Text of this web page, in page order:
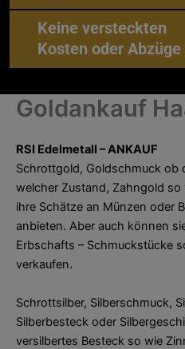
Keine versteckten
Kosten oder Abzüge
Goldankauf
RSI Edelmetall – ANKAUF
Schrottgold, Goldschmuck ob
welcher Zustand, Zahngold so
ihre Schätze an Münzen oder
anbieten. Aber auch können
Erbschafts – Schmuckstücke
verkaufen.
Schrottsilber, Silberschmuck,
Silberbesteck oder
versilbertes Besteck so wie